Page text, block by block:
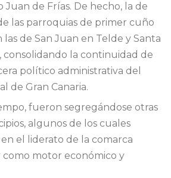
Juan de Frías. De hecho, la de
las parroquias de primer cuño
las de San Juan en Telde y Santa
consolidando la continuidad de
político administrativa del
de Gran Canaria.
fueron segregándose otras
algunos de los cuales
el liderato de la comarca
como motor económico y